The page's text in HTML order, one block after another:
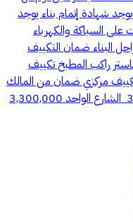
مياه ‏مسطح البناء 550 متر ‏يوجد شهادة إتمام بناء ‏يوجد
السباكة والكهرباء
البناء ‏ضمان التكييف
راكب ‏المطبخ تكييف
مركزي ‏ضمان من المالك